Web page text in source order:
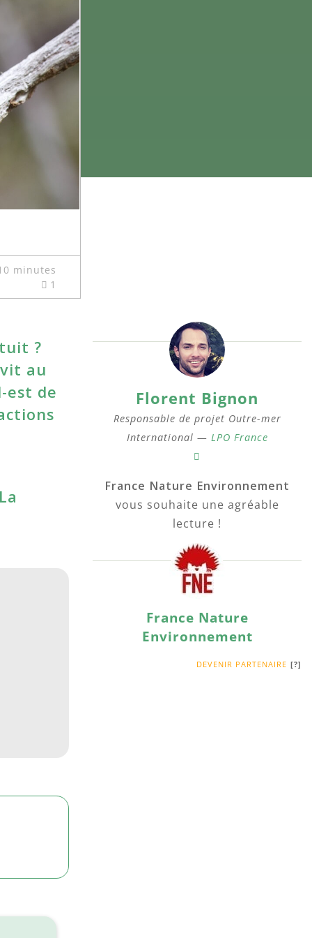
minutes
1
?
au
est de
Florent Bignon
Responsable de projet Outre-mer
International — LPO France
France Nature Environnement
vous souhaite une agréable
lecture !
France Nature
Environnement
DEVENIR PARTENAIRE